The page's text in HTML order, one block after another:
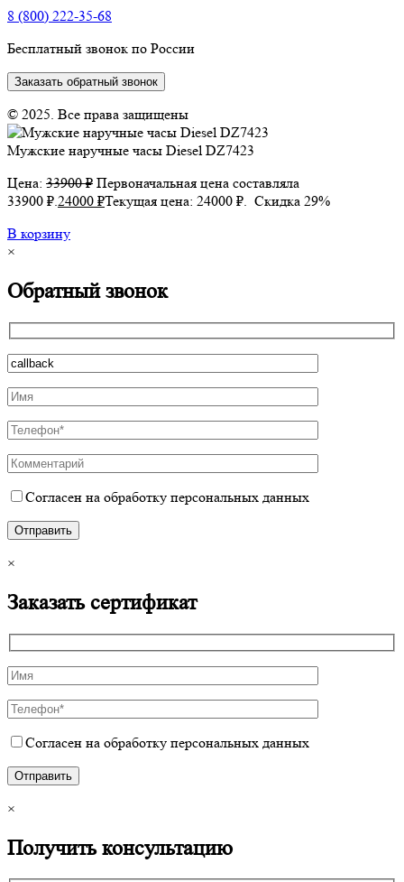
8 (800) 222-35-68
Бесплатный звонок по России
Заказать обратный звонок
© 2025. Все права защищены
Мужские наручные часы Diesel DZ7423
Цена: 33900₽ Первоначальная цена составляла
33900 ₽.24000 ₽Текущая цена: 24000 ₽. Скидка 29%
В корзину
×
Обратный звонок
Согласен на обработку персональных данных
×
Заказать сертификат
Согласен на обработку персональных данных
×
Получить консультацию